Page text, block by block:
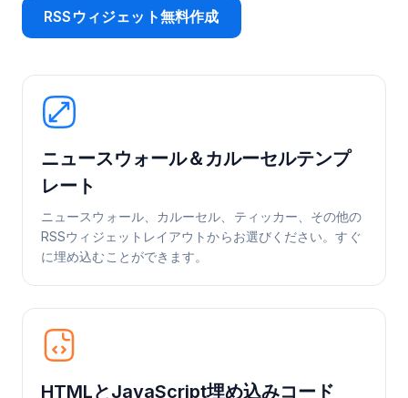
RSSウィジェット無料作成
ニュースウォール＆カルーセルテンプ
レート
ニュースウォール、カルーセル、ティッカー、その他の
RSSウィジェットレイアウトからお選びください。すぐ
に埋め込むことができます。
HTMLとJavaScript埋め込みコード